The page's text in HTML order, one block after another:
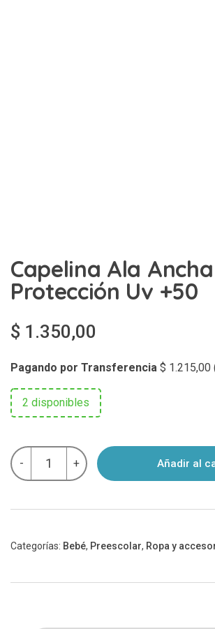
Capelina Ala
Protección Uv +50
$ 1.350,00
Pagando por Transferencia $ 1.215,00
2 disponibles
-
Capelina
Ala
Ancha
cantidad
+ Añadir al
Categorías: Bebé, Preescolar, Ropa y